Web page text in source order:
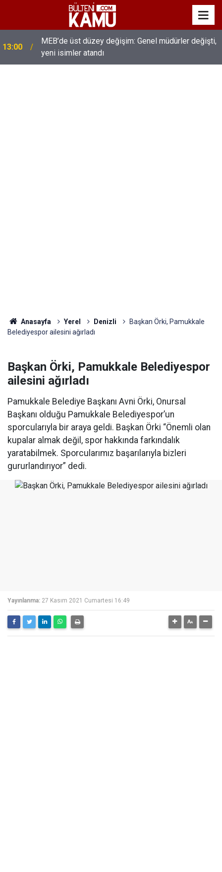
13:00
MEB’de üst düzey değişim: Genel müdürler değişti,
yeni isimler atandı
Anasayfa Yerel Denizli
Başkan Örki, Pamukkale
Belediyespor ailesini ağırladı
Başkan Örki, Pamukkale Belediyespor
ailesini ağırladı
Pamukkale Belediye Başkanı Avni Örki, Onursal
Başkanı olduğu Pamukkale Belediyespor’un
sporcularıyla bir araya geldi. Başkan Örki “Önemli olan
kupalar almak değil, spor hakkında farkındalık
yaratabilmek. Sporcularımız başarılarıyla bizleri
gururlandırıyor” dedi.
Yayınlanma: 27 Kasım 2021 Cumartesi 16:49